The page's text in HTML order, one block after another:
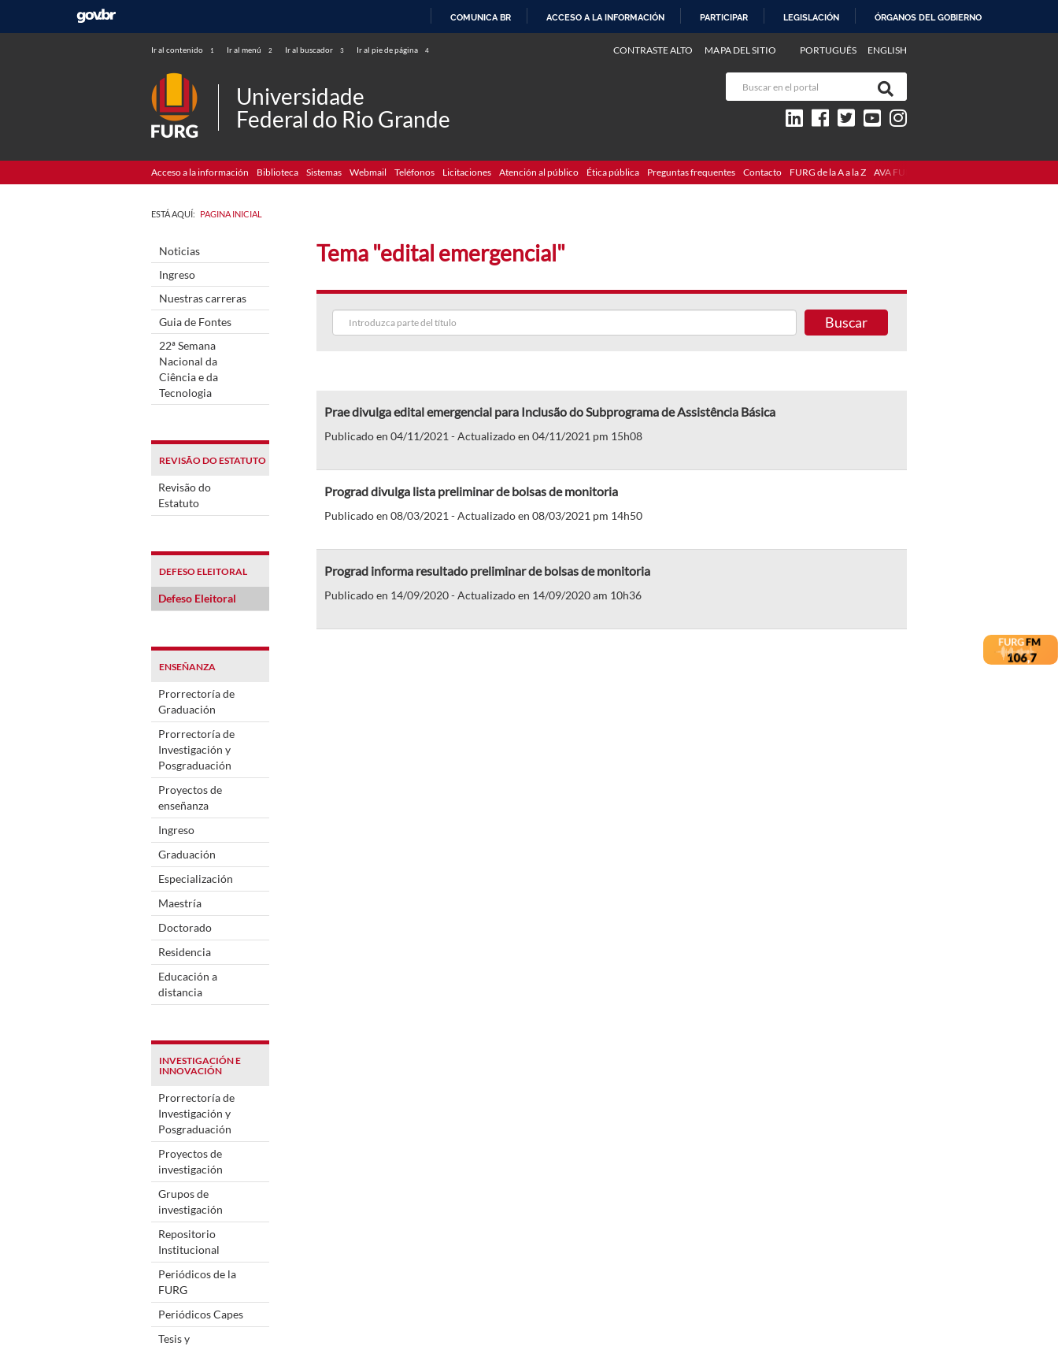
COMUNICA BR ACCESO A LA INFORMACIÓN PARTICIPAR LEGISLACIÓN ÓRGANOS DEL GOBIERNO
Ir al contenido 1 Ir al menú 2 Ir al buscador 3 Ir al pie de página 4 PORTUGUÊS ENGLISH
CONTRASTE ALTO MAPA DEL SITIO
Universidade
Federal do Rio Grande
Acceso a la información Biblioteca Sistemas Webmail Teléfonos Licitaciones Atención al público Ética pública Preguntas frequentes Contacto FURG de la A a la Z AVA FURG
ESTÁ AQUÍ: PAGINA INICIAL
Noticias
Ingreso
Nuestras carreras
Guia de Fontes
22ª Semana
Nacional da
Ciência e da
Tecnologia
REVISÃO DO ESTATUTO
Revisão do
Estatuto
DEFESO ELEITORAL
Defeso Eleitoral
ENSEÑANZA
Prorrectoría de
Graduación
Prorrectoría de
Investigación y
Posgraduación
Proyectos de
enseñanza
Ingreso
Graduación
Especialización
Maestría
Doctorado
Residencia
Educación a
distancia
INVESTIGACIÓN E
INNOVACIÓN
Prorrectoría de
Investigación y
Posgraduación
Proyectos de
investigación
Grupos de
investigación
Repositorio
Institucional
Periódicos de la
FURG
Periódicos Capes
Tesis y
Tema "edital emergencial"
Buscar
Prae divulga edital emergencial para Inclusão do Subprograma de Assistência Básica
Publicado en 04/11/2021 - Actualizado en 04/11/2021 pm 15h08
Prograd divulga lista preliminar de bolsas de monitoria
Publicado en 08/03/2021 - Actualizado en 08/03/2021 pm 14h50
Prograd informa resultado preliminar de bolsas de monitoria
Publicado en 14/09/2020 - Actualizado en 14/09/2020 am 10h36